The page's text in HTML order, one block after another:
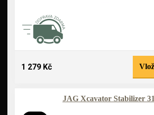
1 279 Kč
JAG Xcavator Stabilizer